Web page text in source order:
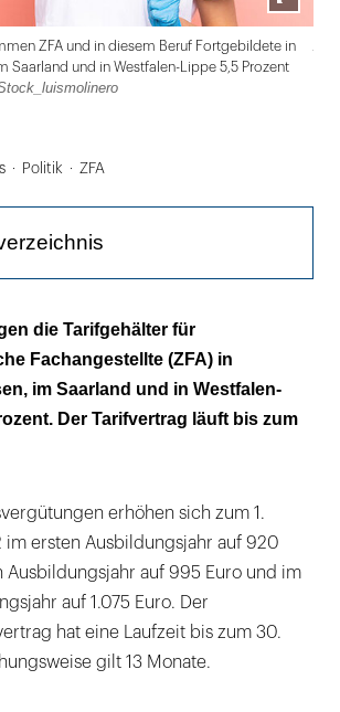
Lightbox
öffnen
ZFA und in diesem Beruf Fortgebildete in
Saarland und in Westfalen-Lippe 5,5 Prozent
Politik ZFA
Tarifabschluss in schwierigen
die Tarifgehälter für
Fachangestellte (ZFA) in
im Saarland und in Westfalen-
Der Tarifvertrag läuft bis zum
erhöhen sich zum 1.
im ersten Ausbildungsjahr auf 920
Ausbildungsjahr auf 995 Euro und im
auf 1.075 Euro. Der
hat eine Laufzeit bis zum 30.
gilt 13 Monate.